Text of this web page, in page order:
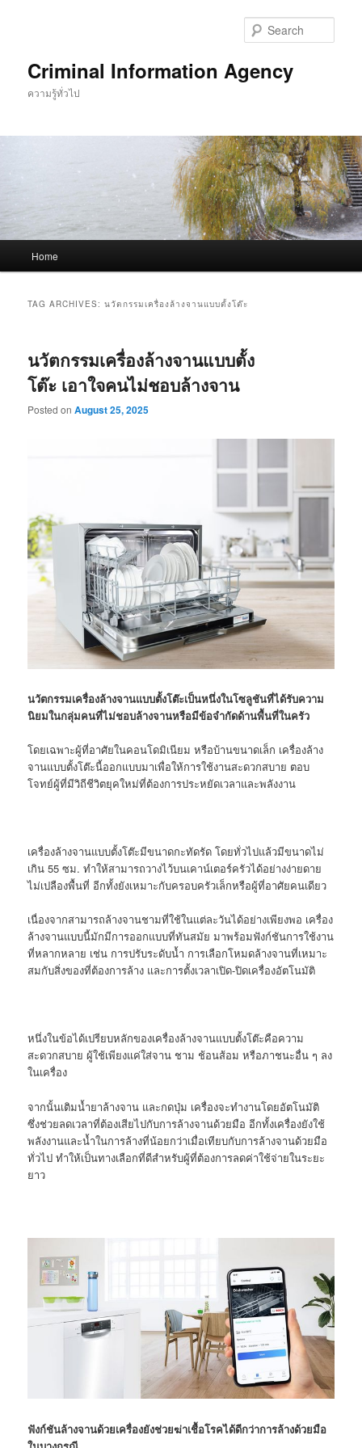
Criminal Information Agency
ความรู้ทั่วไป
Home
TAG ARCHIVES:นวัตกรรมเครื่องล้างจานแบบตั้งโต๊ะ
นวัตกรรมเครื่องล้างจานแบบตั้ง
โต๊ะ เอาใจคนไม่ชอบล้างจาน
Posted onAugust 25, 2025
นวัตกรรมเครื่องล้างจานแบบตั้งโต๊ะเป็นหนึ่งในโซลูชันที่ได้รับความ
นิยมในกลุ่มคนที่ไม่ชอบล้างจานหรือมีข้อจำกัดด้านพื้นที่ในครัว
โดยเฉพาะผู้ที่อาศัยในคอนโดมิเนียม หรือบ้านขนาดเล็ก เครื่องล้าง
จานแบบตั้งโต๊ะนี้ออกแบบมาเพื่อให้การใช้งานสะดวกสบาย ตอบ
โจทย์ผู้ที่มีวิถีชีวิตยุคใหม่ที่ต้องการประหยัดเวลาและพลังงาน
เครื่องล้างจานแบบตั้งโต๊ะมีขนาดกะทัดรัด โดยทั่วไปแล้วมีขนาดไม่
เกิน 55 ซม. ทำให้สามารถวางไว้บนเคาน์เตอร์ครัวได้อย่างง่ายดาย
ไม่เปลืองพื้นที่ อีกทั้งยังเหมาะกับครอบครัวเล็กหรือผู้ที่อาศัยคนเดียว
เนื่องจากสามารถล้างจานชามที่ใช้ในแต่ละวันได้อย่างเพียงพอ เครื่อง
ล้างจานแบบนี้มักมีการออกแบบที่ทันสมัย มาพร้อมฟังก์ชันการใช้งาน
ที่หลากหลาย เช่น การปรับระดับน้ำ การเลือกโหมดล้างจานที่เหมาะ
สมกับสิ่งของที่ต้องการล้าง และการตั้งเวลาเปิด-ปิดเครื่องอัตโนมัติ
หนึ่งในข้อได้เปรียบหลักของเครื่องล้างจานแบบตั้งโต๊ะคือความ
สะดวกสบาย ผู้ใช้เพียงแค่ใส่จาน ชาม ช้อนส้อม หรือภาชนะอื่น ๆ ลง
ในเครื่อง
จากนั้นเติมน้ำยาล้างจาน และกดปุ่ม เครื่องจะทำงานโดยอัตโนมัติ
ซึ่งช่วยลดเวลาที่ต้องเสียไปกับการล้างจานด้วยมือ อีกทั้งเครื่องยังใช้
พลังงานและน้ำในการล้างที่น้อยกว่าเมื่อเทียบกับการล้างจานด้วยมือ
ทั่วไป ทำให้เป็นทางเลือกที่ดีสำหรับผู้ที่ต้องการลดค่าใช้จ่ายในระยะ
ยาว
ฟังก์ชันล้างจานด้วยเครื่องยังช่วยฆ่าเชื้อโรคได้ดีกว่าการล้างด้วยมือ